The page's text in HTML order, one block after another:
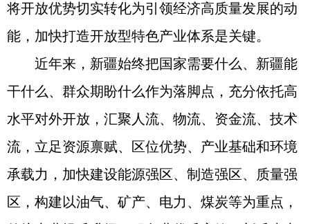
将开放优势切实转化为引领经济高质量发展的动
能，加快打造开放型特色产业体系是关键。
近年来，新疆始终把国家需要什么、新疆能
干什么、群众期盼什么作为落脚点，充分依托高
水平对外开放，汇聚人流、物流、资金流、技术
流，立足资源禀赋、区位优势、产业基础和环境
承载力，加快建设能源强区、制造强区、质量强
区，构建以油气、矿产、电力、煤炭等为重点，